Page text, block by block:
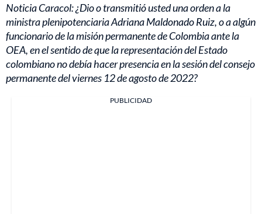
Noticia Caracol: ¿Dio o transmitió usted una orden a la
ministra plenipotenciaria Adriana Maldonado Ruiz, o a algún
funcionario de la misión permanente de Colombia ante la
OEA, en el sentido de que la representación del Estado
colombiano no debía hacer presencia en la sesión del consejo
permanente del viernes 12 de agosto de 2022?
PUBLICIDAD